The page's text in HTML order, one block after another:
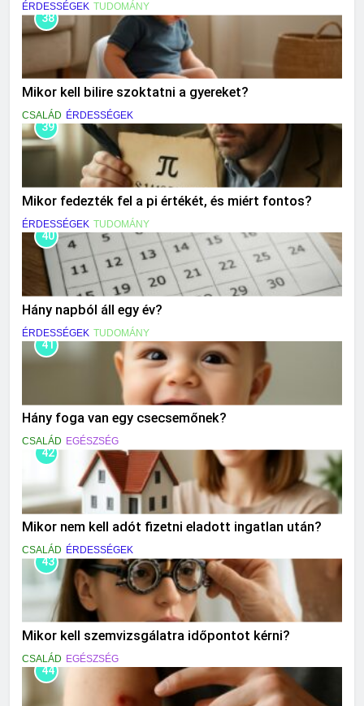
ÉRDESSÉGEK TUDOMÁNY
38
Mikor kell bilire szoktatni a gyereket?
CSALÁD ÉRDESSÉGEK
39
Mikor fedezték fel a pi értékét, és miért fontos?
ÉRDESSÉGEK TUDOMÁNY
40
Hány napból áll egy év?
ÉRDESSÉGEK TUDOMÁNY
41
Hány foga van egy csecsemőnek?
CSALÁD EGÉSZSÉG
42
Mikor nem kell adót fizetni eladott ingatlan után?
CSALÁD ÉRDESSÉGEK
43
Mikor kell szemvizsgálatra időpontot kérni?
CSALÁD EGÉSZSÉG
44